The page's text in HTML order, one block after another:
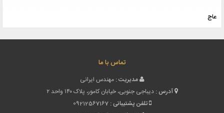
عاج
تماس با ما
مدیریت : مهندس ایرانی
آدرس : دیباجی جنوبی، خیابان کامور، پلاک ۱۴۰ واحد ۲
تلفن پشتیبانی : 09212567167